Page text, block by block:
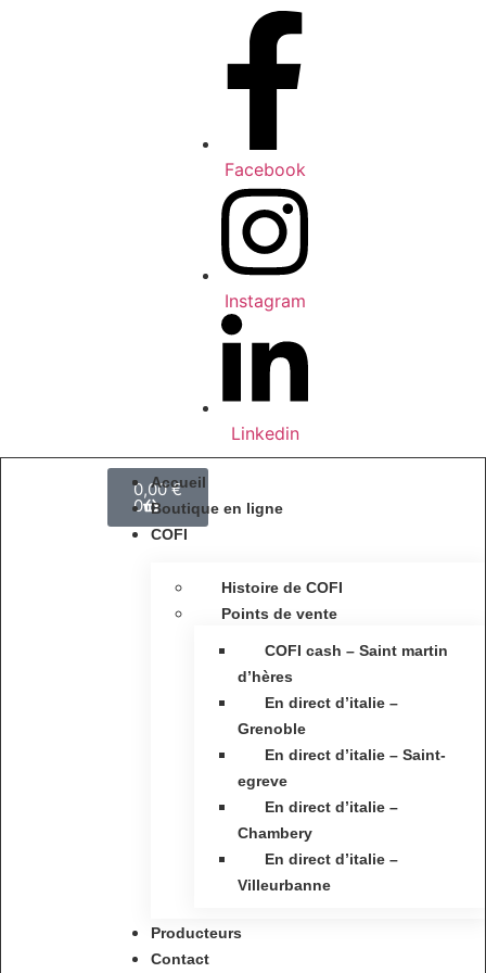
Facebook
Instagram
Linkedin
0,00€
0
Accueil
Boutique en ligne
COFI
Histoire de COFI
Points de vente
COFI cash – Saint martin
d’hères
En direct d’italie –
Grenoble
En direct d’italie – Saint-
egreve
En direct d’italie –
Chambery
En direct d’italie –
Villeurbanne
Producteurs
Contact